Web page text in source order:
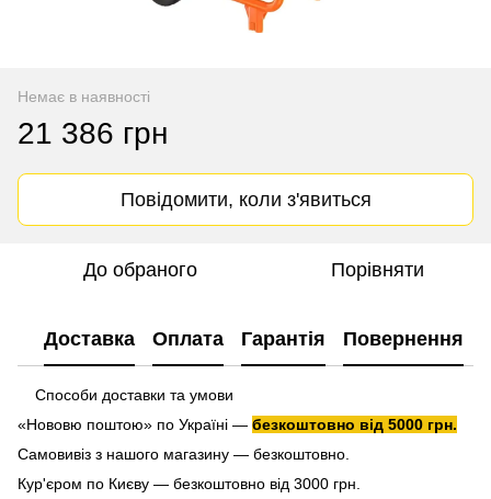
Немає в наявності
21 386 грн
Повідомити, коли з'явиться
До обраного Порівняти
Доставка Оплата Гарантія Повернення
Способи доставки та умови
«Нововю поштою» по Україні — безкоштовно від 5000 грн.
Самовивіз з нашого магазину — безкоштовно.
Кур'єром по Києву — безкоштовно від 3000 грн.